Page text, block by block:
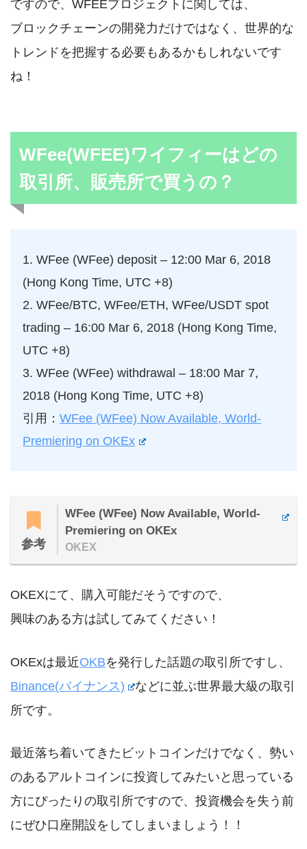
ですので、WFEEプロジェクトに関しては、
ブロックチェーンの開発力だけではなく、世界的な
トレンドを把握する必要もあるかもしれないです
ね！
WFee(WFEE)ワイフィーはどの
取引所、販売所で買うの？
1. WFee (WFee) deposit – 12:00 Mar 6, 2018
(Hong Kong Time, UTC +8)
2. WFee/BTC, WFee/ETH, WFee/USDT spot
trading – 16:00 Mar 6, 2018 (Hong Kong Time,
UTC +8)
3. WFee (WFee) withdrawal – 18:00 Mar 7,
2018 (Hong Kong Time, UTC +8)
引用：WFee (WFee) Now Available, World-
Premiering on OKEx
参考
WFee (WFee) Now Available, World-
Premiering on OKEx
OKEX
OKEXにて、購入可能だそうですので、
興味のある方は試してみてください！
OKExは最近OKBを発行した話題の取引所ですし、
Binance(バイナンス)
などに並ぶ世界最大級の取引
所です。
最近落ち着いてきたビットコインだけでなく、勢い
のあるアルトコインに投資してみたいと思っている
方にぴったりの取引所ですので、投資機会を失う前
にぜひ口座開設をしてしまいましょう！！